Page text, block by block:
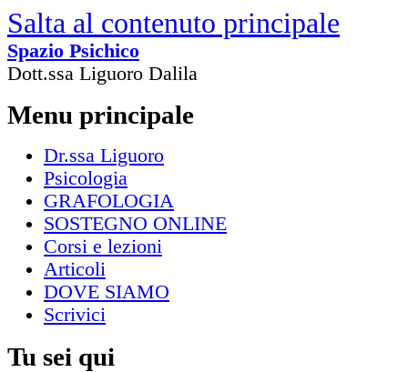
Salta al contenuto principale
Spazio Psichico
Dott.ssa Liguoro Dalila
Menu principale
Dr.ssa Liguoro
Psicologia
GRAFOLOGIA
SOSTEGNO ONLINE
Corsi e lezioni
Articoli
DOVE SIAMO
Scrivici
Tu sei qui